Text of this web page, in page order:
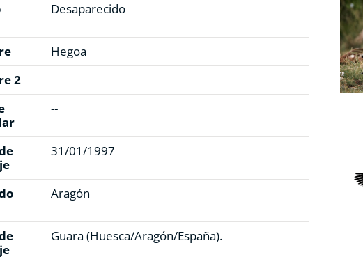
Desaparecido
Hegoa
2
--
31/01/1997
Aragón
Guara (Huesca/Aragón/España).